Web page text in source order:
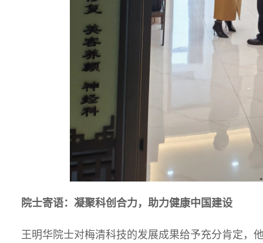
院士寄语：凝聚科创合力，助力健康中国建设
王明华院士对梅清科技的发展成果给予充分肯定，